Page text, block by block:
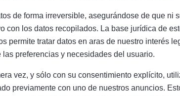
de forma irreversible, asegurándose de que ni
con los datos recopilados. La base jurídica de
permite tratar datos en aras de nuestro interés
preferencias y necesidades del usuario.
vez, y sólo con su consentimiento explícito,
previamente con uno de nuestros anuncios.